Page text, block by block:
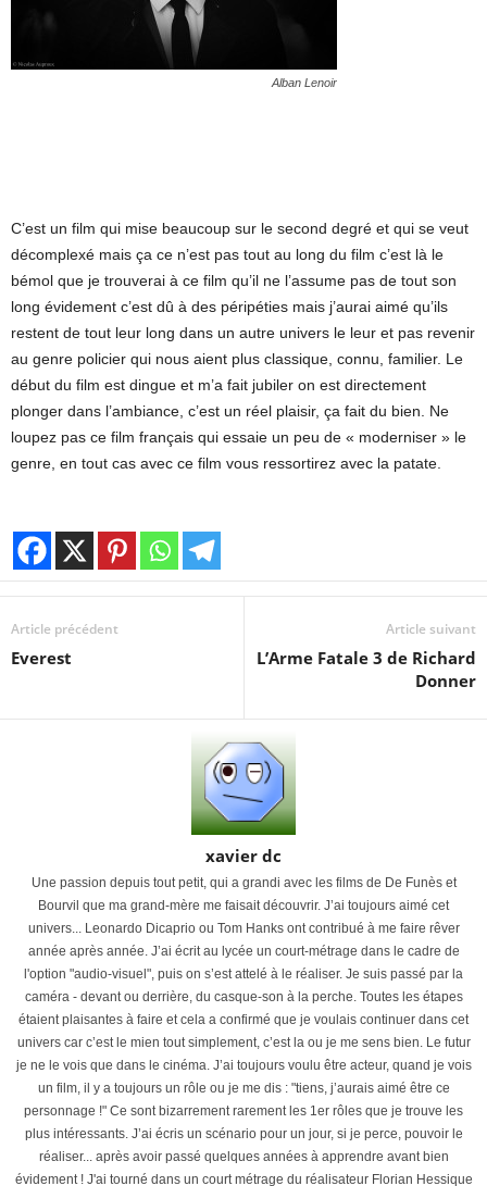
Alban Lenoir
C’est un film qui mise beaucoup sur le second degré et qui se veut
décomplexé mais ça ce n’est pas tout au long du film c’est là le
bémol que je trouverai à ce film qu’il ne l’assume pas de tout son
long évidement c’est dû à des péripéties mais j’aurai aimé qu’ils
restent de tout leur long dans un autre univers le leur et pas revenir
au genre policier qui nous aient plus classique, connu, familier. Le
début du film est dingue et m’a fait jubiler on est directement
plonger dans l’ambiance, c’est un réel plaisir, ça fait du bien. Ne
loupez pas ce film français qui essaie un peu de « moderniser » le
genre, en tout cas avec ce film vous ressortirez avec la patate.
Article précédent
Everest
Article suivant
L’Arme Fatale 3 de Richard
Donner
xavier dc
Une passion depuis tout petit, qui a grandi avec les films de De Funès et
Bourvil que ma grand-mère me faisait découvrir. J’ai toujours aimé cet
univers... Leonardo Dicaprio ou Tom Hanks ont contribué à me faire rêver
année après année. J’ai écrit au lycée un court-métrage dans le cadre de
l'option "audio-visuel", puis on s’est attelé à le réaliser. Je suis passé par la
caméra - devant ou derrière, du casque-son à la perche. Toutes les étapes
étaient plaisantes à faire et cela a confirmé que je voulais continuer dans cet
univers car c’est le mien tout simplement, c’est la ou je me sens bien. Le futur
je ne le vois que dans le cinéma. J’ai toujours voulu être acteur, quand je vois
un film, il y a toujours un rôle ou je me dis : "tiens, j’aurais aimé être ce
personnage !" Ce sont bizarrement rarement les 1er rôles que je trouve les
plus intéressants. J’ai écris un scénario pour un jour, si je perce, pouvoir le
réaliser... après avoir passé quelques années à apprendre avant bien
évidement ! J'ai tourné dans un court métrage du réalisateur Florian Hessique